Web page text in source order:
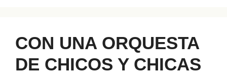
CON UNA ORQUESTA
DE CHICOS Y CHICAS